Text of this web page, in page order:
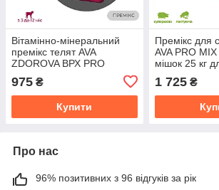
Вітамінно-мінеральний
премікс телят AVA
ZDOROVA ВРХ PRO
975 ₴
Купити
Премікс для
AVA PRO
мішок 25 кг
1 725₴
Про нас
96% позитивних з 96 відгуків за рік